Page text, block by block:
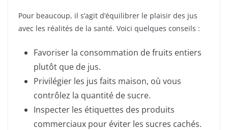
Pour beaucoup, il s’agit d’équilibrer le plaisir des jus
avec les réalités de la santé. Voici quelques conseils :
Favoriser la consommation de fruits entiers
plutôt que de jus.
Privilégier les jus faits maison, où vous
contrôlez la quantité de sucre.
Inspecter les étiquettes des produits
commerciaux pour éviter les sucres cachés.